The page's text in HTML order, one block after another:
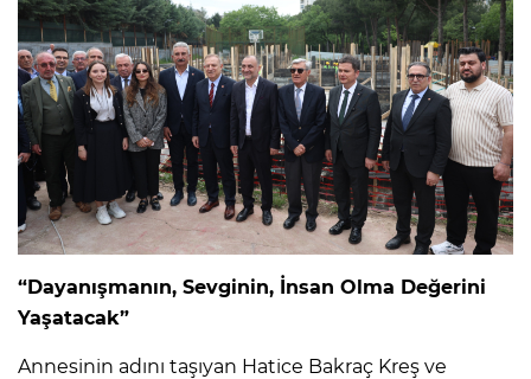
“Dayanışmanın, Sevginin, İnsan Olma Değerini
Yaşatacak”
Annesinin adını taşıyan Hatice Bakraç Kreş ve